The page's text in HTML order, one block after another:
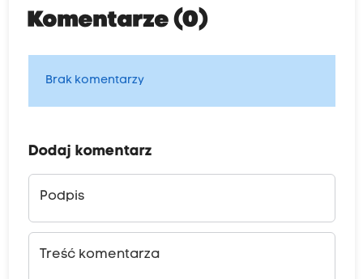
Komentarze (0)
Brak komentarzy
Dodaj komentarz
Podpis
Treść komentarza